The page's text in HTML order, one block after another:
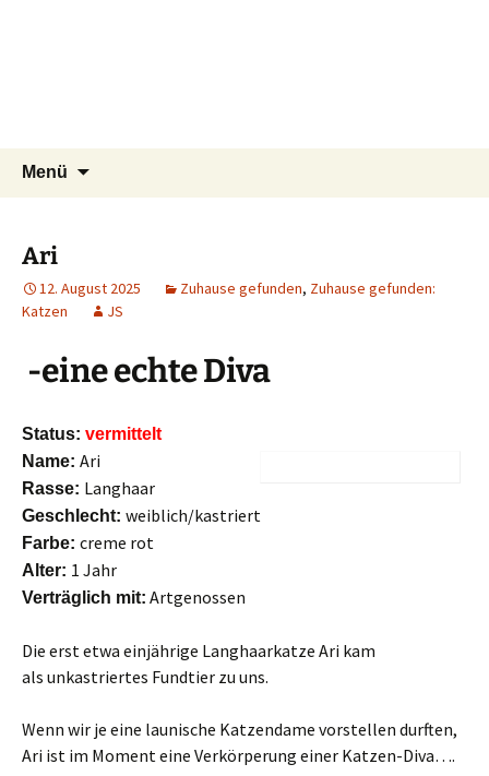
Tier Natur und Artenschutz
Siebengebirge e.V.
Tierschutzverein seit 1985 im
Siebengebirge – Orscheider
Menü
Ari
12. August 2025 Zuhause gefunden, Zuhause gefunden:
Katzen
JS
-eine echte Diva
Status: vermittelt
Name: Ari
Rasse: Langhaar
Geschlecht: weiblich/kastriert
Farbe: creme rot
Alter: 1 Jahr
Verträglich mit: Artgenossen
Die erst etwa einjährige Langhaarkatze Ari kam
als unkastriertes Fundtier zu uns.
Wenn wir je eine launische Katzendame vorstellen durften,
Ari ist im Moment eine Verkörperung einer Katzen-Diva….